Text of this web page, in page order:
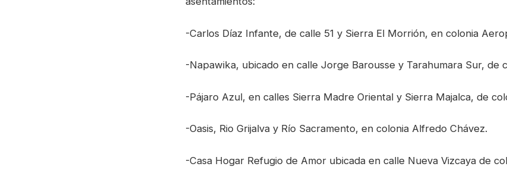
-Carlos Díaz Infante, de calle 51 y Sierra El Morrión, en colonia
-Napawika, ubicado en calle Jorge Barousse y Tarahumara Sur, de
-Pájaro Azul, en calles Sierra Madre Oriental y Sierra Majalca, de
-Oasis, Rio Grijalva y Río Sacramento, en colonia Alfredo Chávez.
-Casa Hogar Refugio de Amor ubicada en calle Nueva Vizcaya de